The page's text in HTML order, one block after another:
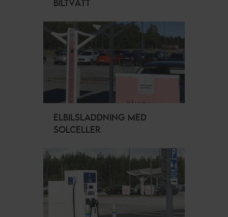
BILTVÄTT
ELBILSLADDNING MED
SOLCELLER